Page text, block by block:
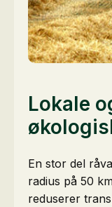
Lokale
En stor del
radius på 50
reduserer